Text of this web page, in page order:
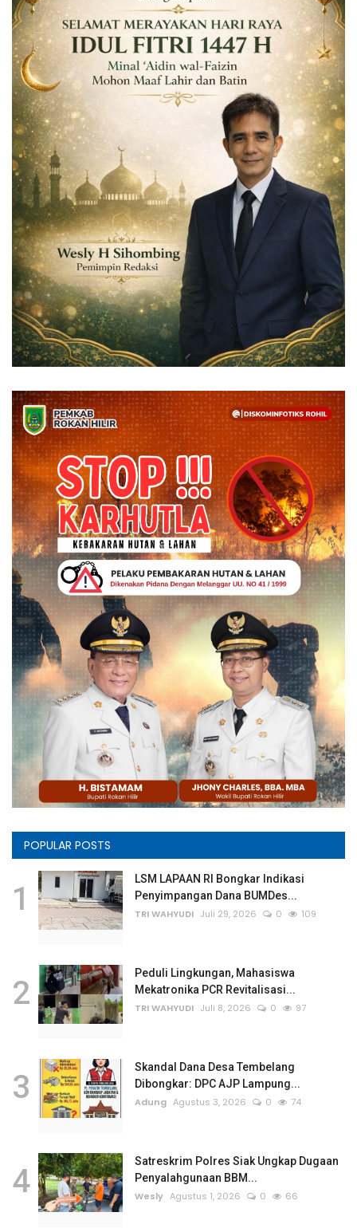
Riau
Bisnis
Jambi
Kaltim
Dunia
Artikel
Ekonomi
Olahraga
Hukum
Nasional
Otomotif
Umum
Gallery
Politik
Daerah
Sumbar
Kepri
Pariwisata
Sulawesi Utara (Sulut)
Pendidikan
Opini
Rubrik
Lampung
POPULAR POSTS
1
LSM LAPAAN RI Bongkar Indikasi
Penyimpangan Dana BUMDes...
TRI WAHYUDI Juli 29, 2026 0 109
2
Peduli Lingkungan, Mahasiswa
Mekatronika PCR Revitalisasi...
TRI WAHYUDI Juli 8, 2026 0 97
3
Skandal Dana Desa Tembelang
Dibongkar: DPC AJP Lampung...
Adung Agustus 3, 2026 0 74
4
Satreskrim Polres Siak Ungkap Dugaan
Penyalahgunaan BBM...
Wesly Agustus 1, 2026 0 66